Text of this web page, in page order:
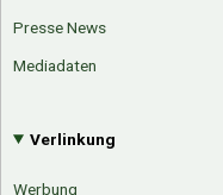
Presse News
Mediadaten
Verlinkung
Werbung